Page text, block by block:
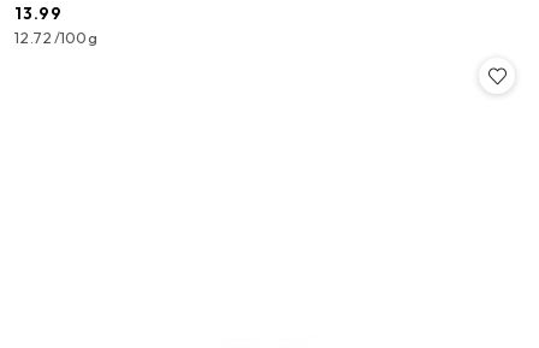
Cena:
13.99
12.72/100g